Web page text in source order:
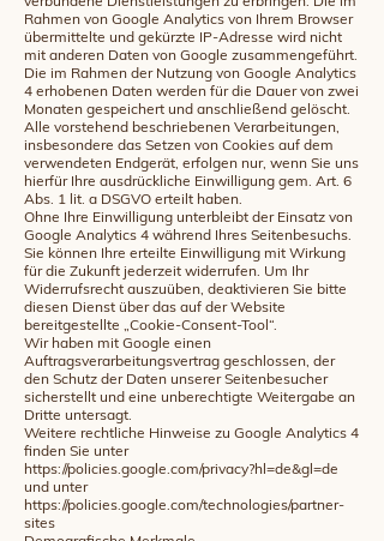
Rahmen von Google Analytics von Ihrem Browser
übermittelte und gekürzte IP-Adresse wird nicht
mit anderen Daten von Google zusammengeführt.
Die im Rahmen der Nutzung von Google Analytics
4 erhobenen Daten werden für die Dauer von zwei
Monaten gespeichert und anschließend gelöscht.
Alle vorstehend beschriebenen Verarbeitungen,
insbesondere das Setzen von Cookies auf dem
verwendeten Endgerät, erfolgen nur, wenn Sie uns
hierfür Ihre ausdrückliche Einwilligung gem. Art. 6
Abs. 1 lit. a DSGVO erteilt haben.
Ohne Ihre Einwilligung unterbleibt der Einsatz von
Google Analytics 4 während Ihres Seitenbesuchs.
Sie können Ihre erteilte Einwilligung mit Wirkung
für die Zukunft jederzeit widerrufen. Um Ihr
Widerrufsrecht auszuüben, deaktivieren Sie bitte
diesen Dienst über das auf der Website
bereitgestellte „Cookie-Consent-Tool“.
Wir haben mit Google einen
Auftragsverarbeitungsvertrag geschlossen, der
den Schutz der Daten unserer Seitenbesucher
sicherstellt und eine unberechtigte Weitergabe an
Dritte untersagt.
Weitere rechtliche Hinweise zu Google Analytics 4
finden Sie unter
https://policies.google.com/privacy?hl=de&gl=de
und unter
https://policies.google.com/technologies/partner-
sites